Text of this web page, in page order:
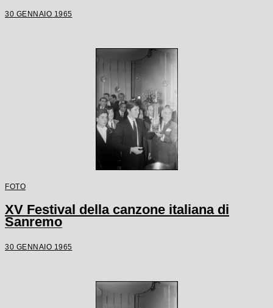
30 GENNAIO 1965
FOTO
XV Festival della canzone italiana di
Sanremo
30 GENNAIO 1965